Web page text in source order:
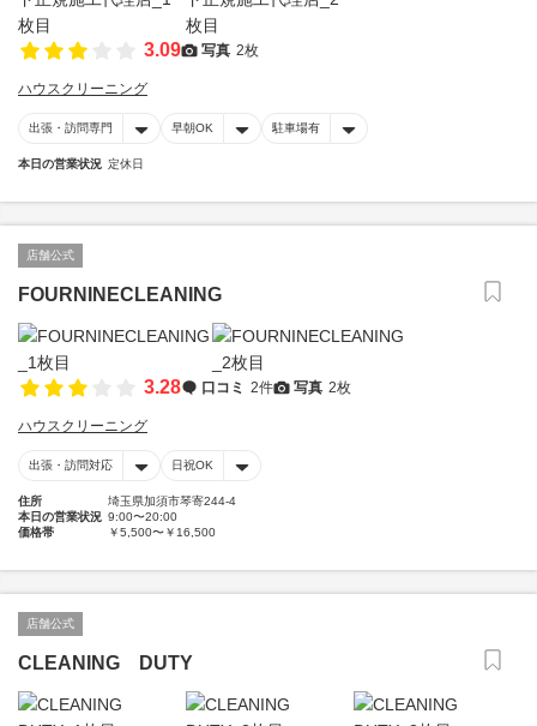
3.09 写真 2枚
ハウスクリーニング
出張・訪問専門 早朝OK 駐車場有
本日の営業状況 定休日
店舗公式
FOURNINECLEANING
3.28 口コミ 2件 写真 2枚
ハウスクリーニング
出張・訪問対応 日祝OK
住所
埼玉県加須市琴寄244-4
本日の営業状況 9:00〜20:00
価格帯
￥5,500〜￥16,500
店舗公式
CLEANING DUTY